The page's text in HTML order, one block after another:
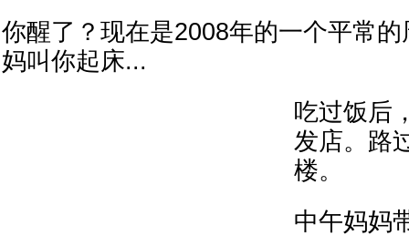
你醒了？现在是2008年的一个平常
妈叫你起床...
吃过饭后
发店。路
楼。
中午妈妈